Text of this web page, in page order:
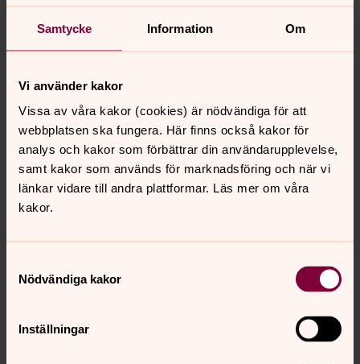
Samtycke Information Om
Vi använder kakor
Vissa av våra kakor (cookies) är nödvändiga för att
webbplatsen ska fungera. Här finns också kakor för
analys och kakor som förbättrar din användarupplevelse,
samt kakor som används för marknadsföring och när vi
länkar vidare till andra plattformar. Läs mer om våra
kakor.
Nödvändiga kakor
Inställningar
Vi bjuder också särsilt in denna grupp att vara med vid
församlingens
Sinnesromässor.
Hoppas att vi ses!